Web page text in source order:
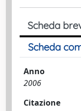
Scheda
Scheda
Anno
2006
Citazione